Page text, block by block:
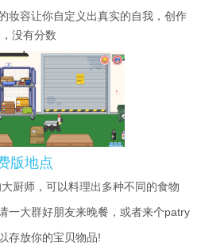
妆容让你自定义出真实的自我，创作
没有分数
版地点
厨师，可以料理出多种不同的食物
一大群好朋友来晚餐，或者来个patry
存放你的宝贝物品!